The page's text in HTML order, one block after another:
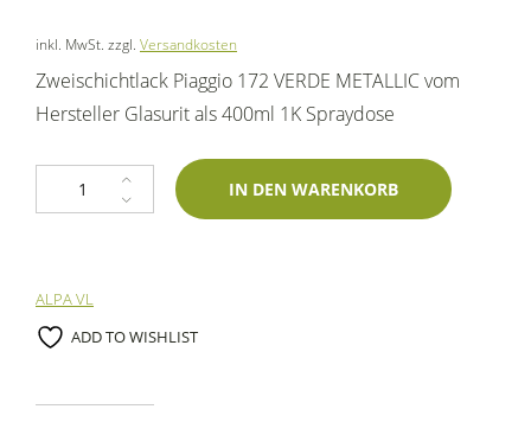
inkl. MwSt. zzgl. Versandkosten
Zweischichtlack Piaggio 172 VERDE METALLIC vom
Hersteller Glasurit als 400ml 1K Spraydose
1K Spraydose Piaggio 172 Verde Metallic 400ml Glasurit-Zweischichtlack
IN DEN WARENKORB
ALPA VL
ADD TO WISHLIST